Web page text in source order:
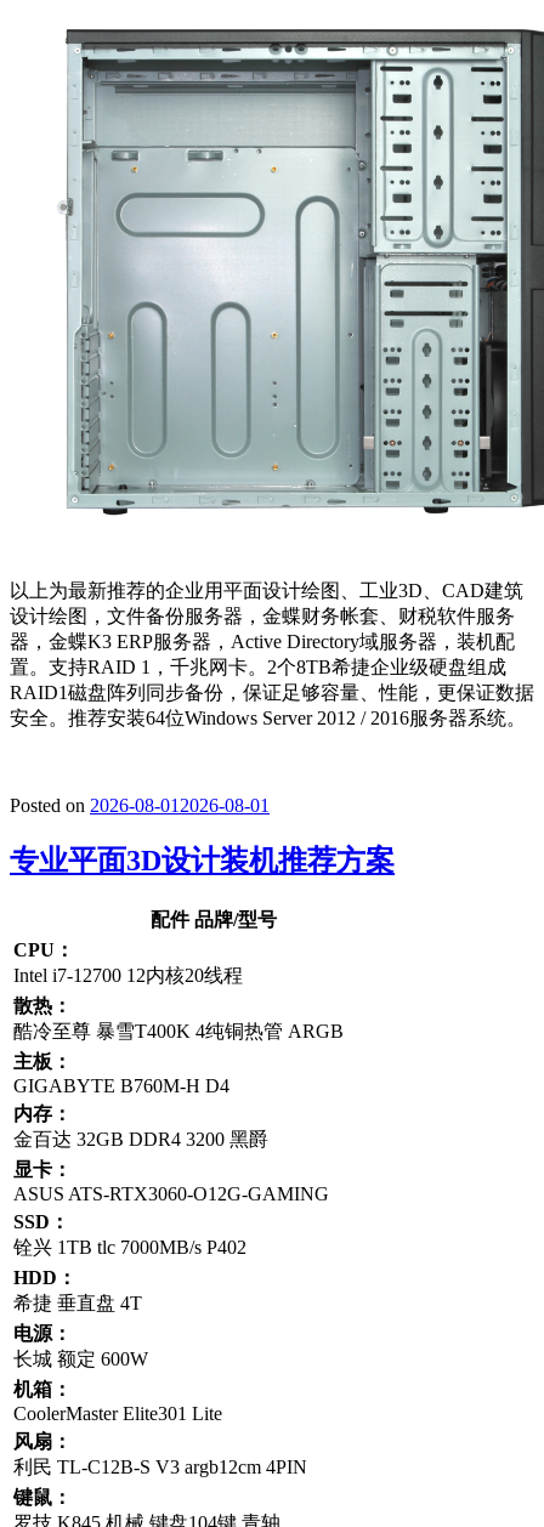
以上为最新推荐的企业用平面设计绘图、工业3D、CAD建筑
设计绘图，文件备份服务器，金蝶财务帐套、财税软件服务
器，金蝶K3 ERP服务器，Active Directory域服务器，装机配
置。支持RAID 1，千兆网卡。2个8TB希捷企业级硬盘组成
RAID1磁盘阵列同步备份，保证足够容量、性能，更保证数据
安全。推荐安装64位Windows Server 2012 / 2016服务器系统。
Posted on 2026-08-01 2026-08-01
专业平面3D设计装机推荐方案
配件 品牌/型号
CPU：
Intel i7-12700 12内核20线程
散热：
酷冷至尊 暴雪T400K 4纯铜热管 ARGB
主板：
GIGABYTE B760M-H D4
内存：
金百达 32GB DDR4 3200 黑爵
显卡：
ASUS ATS-RTX3060-O12G-GAMING
SSD：
铨兴 1TB tlc 7000MB/s P402
HDD：
希捷 垂直盘 4T
电源：
长城 额定 600W
机箱：
CoolerMaster Elite301 Lite
风扇：
利民 TL-C12B-S V3 argb12cm 4PIN
键鼠：
罗技 K845 机械 键盘104键 青轴